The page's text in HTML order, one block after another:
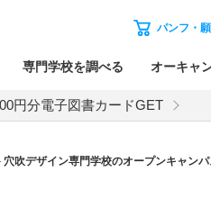
パンフ・
専門学校を調べる オーキャ
円分電子図書カードGET
穴吹デザイン専門学校のオープンキャン